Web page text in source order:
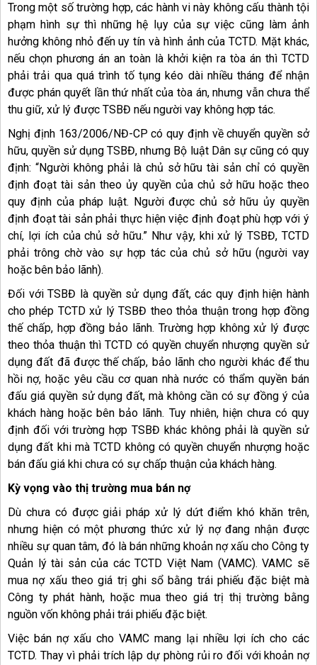
Trong một số trường hợp, các hành vi này không cấu thành tội
phạm hình sự thì những hệ lụy của sự việc cũng làm ảnh
hưởng không nhỏ đến uy tín và hình ảnh của TCTD. Mặt khác,
nếu chọn phương án an toàn là khởi kiện ra tòa án thì TCTD
phải trải qua quá trình tố tụng kéo dài nhiều tháng để nhận
được phán quyết lần thứ nhất của tòa án, nhưng vẫn chưa thể
thu giữ, xử lý được TSBĐ nếu người vay không hợp tác.
Nghị định 163/2006/NĐ-CP có quy định về chuyển quyền sở
hữu, quyền sử dụng TSBĐ, nhưng Bộ luật Dân sự cũng có quy
định: “Người không phải là chủ sở hữu tài sản chỉ có quyền
định đoạt tài sản theo ủy quyền của chủ sở hữu hoặc theo
quy định của pháp luật. Người được chủ sở hữu ủy quyền
định đoạt tài sản phải thực hiện việc định đoạt phù hợp với ý
chí, lợi ích của chủ sở hữu.” Như vậy, khi xử lý TSBĐ, TCTD
phải trông chờ vào sự hợp tác của chủ sở hữu (người vay
hoặc bên bảo lãnh).
Đối với TSBĐ là quyền sử dụng đất, các quy định hiện hành
cho phép TCTD xử lý TSBĐ theo thỏa thuận trong hợp đồng
thế chấp, hợp đồng bảo lãnh. Trường hợp không xử lý được
theo thỏa thuận thì TCTD có quyền chuyển nhượng quyền sử
dụng đất đã được thế chấp, bảo lãnh cho người khác để thu
hồi nợ, hoặc yêu cầu cơ quan nhà nước có thẩm quyền bán
đấu giá quyền sử dụng đất, mà không cần có sự đồng ý của
khách hàng hoặc bên bảo lãnh. Tuy nhiên, hiện chưa có quy
định đối với trường hợp TSBĐ khác không phải là quyền sử
dụng đất khi mà TCTD không có quyền chuyển nhượng hoặc
bán đấu giá khi chưa có sự chấp thuận của khách hàng.
Kỳ vọng vào thị trường mua bán nợ
Dù chưa có được giải pháp xử lý dứt điểm khó khăn trên,
nhưng hiện có một phương thức xử lý nợ đang nhận được
nhiều sự quan tâm, đó là bán những khoản nợ xấu cho Công ty
Quản lý tài sản của các TCTD Việt Nam (VAMC). VAMC sẽ
mua nợ xấu theo giá trị ghi sổ bằng trái phiếu đặc biệt mà
Công ty phát hành, hoặc mua theo giá trị thị trường bằng
nguồn vốn không phải trái phiếu đặc biệt.
Việc bán nợ xấu cho VAMC mang lại nhiều lợi ích cho các
TCTD. Thay vì phải trích lập dự phòng rủi ro đối với khoản nợ